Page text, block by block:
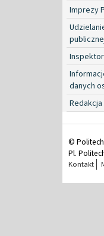
Imprezy
danych
Redakcja
©
Pl.
Kontakt